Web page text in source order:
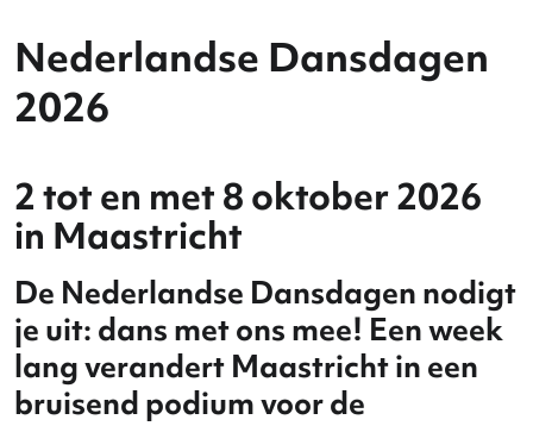
Nederlandse
2026
2 tot en met 8 oktober
in Maastricht
De Nederlandse Dansdagen
je uit: dans met ons mee! Een